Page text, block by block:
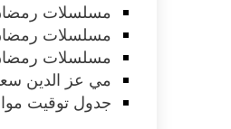
مسلسلات رمضان 2010 على بانوراما دراما متنوعة ومميزة على
مسلسلات رمضان 2010 على قناة ابوظبي الفضائية دراما بجميع
مسلسلات رمضان
مي عز الدين
جدول توقيت مواعيد مسلسلات